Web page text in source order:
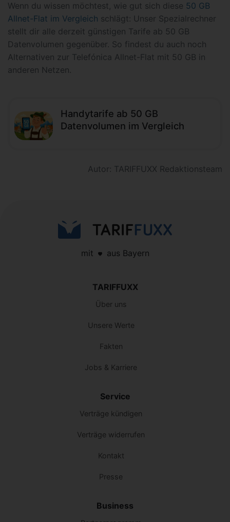
Wenn du wissen möchtest, wie gut sich diese 50 GB
Allnet-Flat im Vergleich schlägt: Unser Spezialrechner
stellt dir alle derzeit günstigen Tarife ab 50 GB
Datenvolumen gegenüber. So findest du auch noch
Alternativen zur Telefónica Allnet-Flat mit 50 GB in
anderen Netzen.
Handytarife ab 50 GB
Datenvolumen im Vergleich
Autor: TARIFFUXX Redaktionsteam
mit aus Bayern
TARIFFUXX
Über uns
Unsere Werte
Fakten
Jobs & Karriere
Service
Verträge kündigen
Verträge widerrufen
Kontakt
Presse
Business